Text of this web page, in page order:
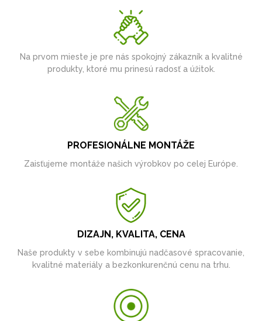
Na prvom mieste je pre nás spokojný zákazník a kvalitné
produkty, ktoré mu prinesú radosť a úžitok.
PROFESIONÁLNE MONTÁŽE
Zaisťujeme montáže našich výrobkov po celej Európe.
DIZAJN, KVALITA, CENA
Naše produkty v sebe kombinujú nadčasové spracovanie,
kvalitné materiály a bezkonkurenčnú cenu na trhu.